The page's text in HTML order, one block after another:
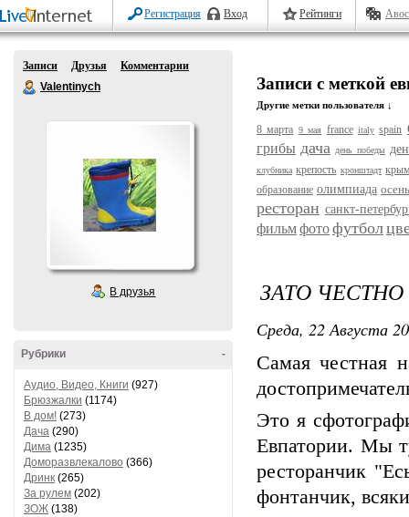
Регистрация Вход Рейтинги
Записи Друзья
Комментарии
Valentinych
В друзья
-
Рубрики
Аудио, Видео, Книги (927)
Брюзжалки (1174)
В дом! (273)
Дача (290)
Дима (1235)
Доморазвлекалово (366)
Дринк (265)
За рулем (202)
ЗОЖ (138)
Записи с меткой
Другие метки пользователя ↓
8 марта 9 мая france italy spain
грибы дача день победы
клубника крепость кронштадт
образование олимпиада осень
ресторан санкт-
фильмфотофутбол
ЗАТО ЧЕСТНО
Среда, 22 Августа
Самая честная
Это я
Евпатории. Мы
ресторанчик
фонтанчик,